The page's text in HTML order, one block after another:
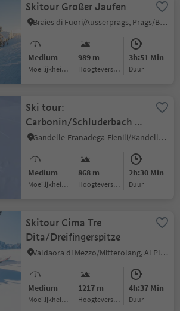
Skitour Großer Jaufen
Braies di Fuori/Ausserprags, Prags/Braies, Dolomites Region 3 Zinnen
Medium
Moeilijkheidsgraad
989 m
Hoogteverschil
3h:51 Min
Duur
Ski tour:
Carbonin/Schluderbach -
Monte Specie/Strudelkopf
Gandelle-Franadega-Fienili/Kandellen-Frondeigen-Stadlern, Toblach/Dobbiaco, Dolomites Region 3 Zinnen
Medium
Moeilijkheidsgraad
868 m
Hoogteverschil
2h:30 Min
Duur
Skitour Cima Tre
Dita/Dreifingerspitze
Valdaora di Mezzo/Mitterolang, Al Plan/San Vigilio, Dolomites Region Kronplatz/Plan de Corones
Medium
Moeilijkheidsgraad
1217 m
Hoogteverschil
4h:37 Min
Duur